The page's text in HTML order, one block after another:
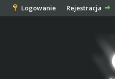
Logowanie Rejestracja